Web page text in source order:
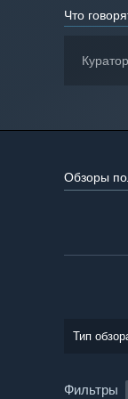
Что
Обзоры
Тип
Фильтры